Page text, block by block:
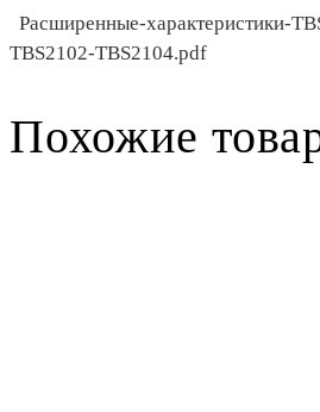
Расширенные-характеристики-
TBS2102-TBS2104.pdf
Похожие